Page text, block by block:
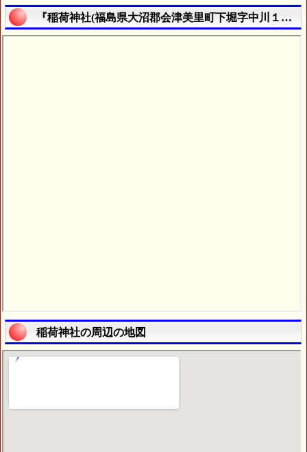
『稲荷神社(福島県大沼郡会津美里町下堀字中川１７
稲荷神社の周辺の地図